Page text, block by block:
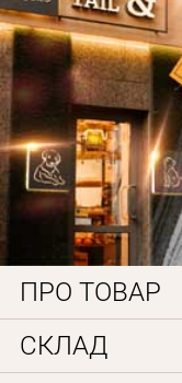
ПРО ТОВАР
СКЛАД
Особисті дані